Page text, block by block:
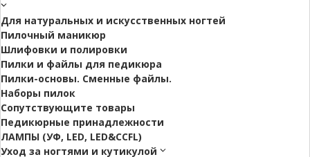
Для натуральных и искусственных ногтей
Пилочный маникюр
Шлифовки и полировки
Пилки и файлы для педикюра
Пилки-основы. Сменные файлы.
Наборы пилок
Сопутствующите товары
Педикюрные принадлежности
ЛАМПЫ (УФ, LED, LED&CCFL)
Уход за ногтями и кутикулой